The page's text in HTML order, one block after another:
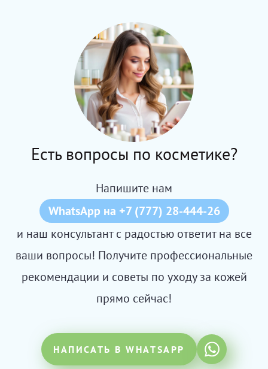
Есть вопросы по косметике?
Напишите нам
WhatsApp на +7 (777) 28-444-26
и наш консультант с радостью ответит на все
ваши вопросы! Получите профессиональные
рекомендации и советы по уходу за кожей
прямо сейчас!
НАПИСАТЬ В WHATSAPP